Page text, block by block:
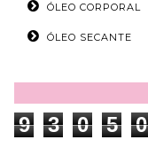
ÓLEO CORPORAL
ÓLEO SECANTE
9 3 0 5 0